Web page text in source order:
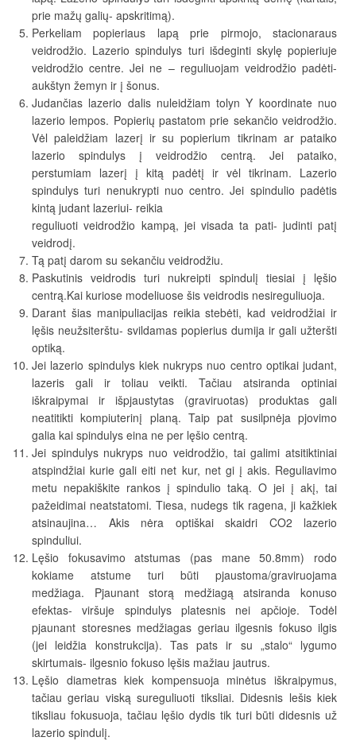
prie mažų galių- apskritimą).
Perkeliam popieriaus lapą prie pirmojo, stacionaraus
veidrodžio. Lazerio spindulys turi išdeginti skylę popieriuje
veidrodžio centre. Jei ne – reguliuojam veidrodžio padėti-
aukštyn žemyn ir į šonus.
Judančias lazerio dalis nuleidžiam tolyn Y koordinate nuo
lazerio lempos. Popierių pastatom prie sekančio veidrodžio.
Vėl paleidžiam lazerį ir su popierium tikrinam ar pataiko
lazerio spindulys į veidrodžio centrą. Jei pataiko,
perstumiam lazerį į kitą padėtį ir vėl tikrinam. Lazerio
spindulys turi nenukrypti nuo centro. Jei spindulio padėtis
kintą judant lazeriui- reikia
reguliuoti veidrodžio kampą, jei visada ta pati- judinti patį
veidrodį.
Tą patį darom su sekančiu veidrodžiu.
Paskutinis veidrodis turi nukreipti spindulį tiesiai į lęšio
centrą.Kai kuriose modeliuose šis veidrodis nesireguliuoja.
Darant šias manipuliacijas reikia stebėti, kad veidrodžiai ir
lęšis neužsiterštu- svildamas popierius dumija ir gali užteršti
optiką.
Jei lazerio spindulys kiek nukryps nuo centro optikai judant,
lazeris gali ir toliau veikti. Tačiau atsiranda optiniai
iškraipymai ir išpjaustytas (graviruotas) produktas gali
neatitikti kompiuterinį planą. Taip pat susilpnėja pjovimo
galia kai spindulys eina ne per lęšio centrą.
Jei spindulys nukryps nuo veidrodžio, tai galimi atsitiktiniai
atspindžiai kurie gali eiti net kur, net gi į akis. Reguliavimo
metu nepakiškite rankos į spindulio taką. O jei į akį, tai
pažeidimai neatstatomi. Tiesa, nudegs tik ragena, ji kažkiek
atsinaujina… Akis nėra optiškai skaidri CO2 lazerio
spinduliui.
Lęšio fokusavimo atstumas (pas mane 50.8mm) rodo
kokiame atstume turi būti pjaustoma/graviruojama
medžiaga. Pjaunant storą medžiagą atsiranda konuso
efektas- viršuje spindulys platesnis nei apčioje. Todėl
pjaunant storesnes medžiagas geriau ilgesnis fokuso ilgis
(jei leidžia konstrukcija). Tas pats ir su „stalo“ lygumo
skirtumais- ilgesnio fokuso lęšis mažiau jautrus.
Lęšio diametras kiek kompensuoja minėtus iškraipymus,
tačiau geriau viską sureguliuoti tiksliai. Didesnis lešis kiek
tiksliau fokusuoja, tačiau lęšio dydis tik turi būti didesnis už
lazerio spindulį.